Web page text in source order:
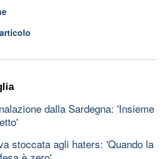
dalla Sardegna: 'Insieme
stoccata agli haters: 'Quando la